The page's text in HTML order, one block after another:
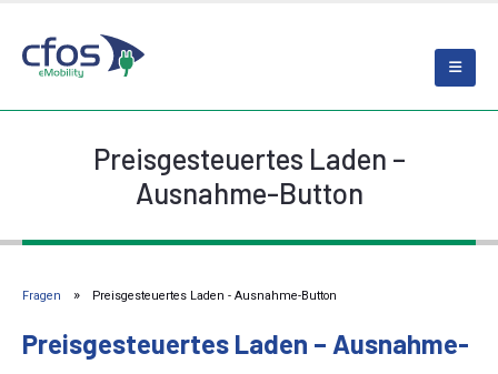
Preisgesteuertes Laden –
Ausnahme-Button
Fragen Preisgesteuertes Laden - Ausnahme-Button
Preisgesteuertes Laden – Ausnahme-